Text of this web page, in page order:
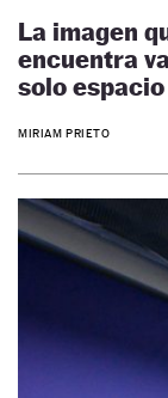
La imagen
encuentra
solo
MIRIAM PRIETO